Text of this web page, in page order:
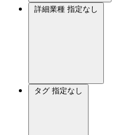
詳細業種 指定なし
タグ 指定なし